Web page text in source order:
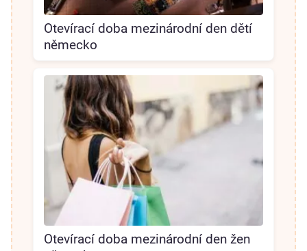
Otevírací doba mezinárodní den dětí
německo
Otevírací doba mezinárodní den žen